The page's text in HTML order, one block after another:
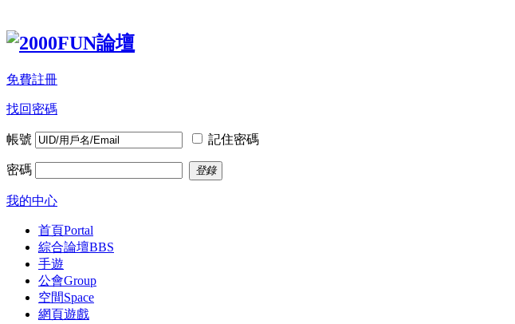
免費註冊
找回密碼
帳號 記住密碼
密碼 登錄
我的中心
首頁Portal
綜合論壇BBS
手遊
公會Group
空間Space
網頁遊戲